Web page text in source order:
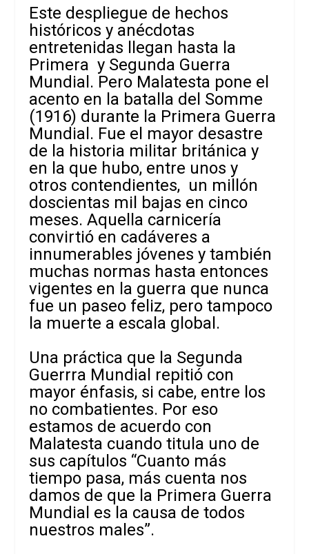
Este despliegue de hechos
históricos y anécdotas
entretenidas llegan hasta la
Primera y Segunda Guerra
Mundial. Pero Malatesta pone el
acento en la batalla del Somme
(1916) durante la Primera Guerra
Mundial. Fue el mayor desastre
de la historia militar británica y
en la que hubo, entre unos y
otros contendientes, un millón
doscientas mil bajas en cinco
meses. Aquella carnicería
convirtió en cadáveres a
innumerables jóvenes y también
muchas normas hasta entonces
vigentes en la guerra que nunca
fue un paseo feliz, pero tampoco
la muerte a escala global.
Una práctica que la Segunda
Guerrra Mundial repitió con
mayor énfasis, si cabe, entre los
no combatientes. Por eso
estamos de acuerdo con
Malatesta cuando titula uno de
sus capítulos “Cuanto más
tiempo pasa, más cuenta nos
damos de que la Primera Guerra
Mundial es la causa de todos
nuestros males”.